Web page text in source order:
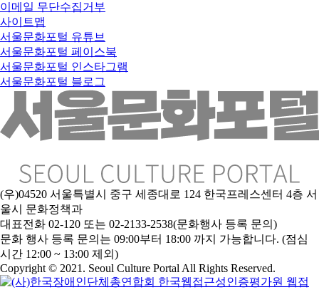
이메일 무단수집거부
사이트맵
서울문화포털 유튜브
서울문화포털 페이스북
서울문화포털 인스타그램
서울문화포털 블로그
(우)04520 서울특별시 중구 세종대로 124 한국프레스센터 4층 서
울시 문화정책과
대표전화 02-120 또는 02-2133-2538(문화행사 등록 문의)
문화 행사 등록 문의는 09:00부터 18:00 까지 가능합니다. (점심
시간 12:00 ~ 13:00 제외)
Copyright © 2021. Seoul Culture Portal All Rights Reserved.